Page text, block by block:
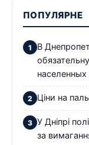
ПОПУЛЯРНЕ
В
населенных
Ціни на
У Дніпрі
за